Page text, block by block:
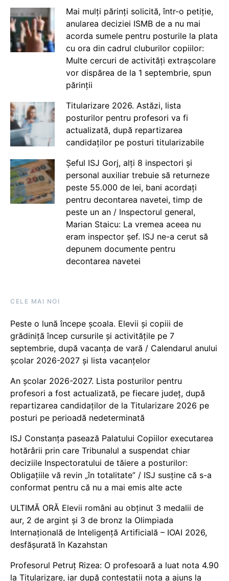
Mai mulți părinți solicită, într-o petiție,
anularea deciziei ISMB de a nu mai
acorda sumele pentru posturile la plata
cu ora din cadrul cluburilor copiilor:
Multe cercuri de activități extrașcolare
vor dispărea de la 1 septembrie, spun
părinții
Titularizare 2026. Astăzi, lista
posturilor pentru profesori va fi
actualizată, după repartizarea
candidaților pe posturi titularizabile
Șeful ISJ Gorj, alți 8 inspectori și
personal auxiliar trebuie să returneze
peste 55.000 de lei, bani acordați
pentru decontarea navetei, timp de
peste un an / Inspectorul general,
Marian Staicu: La vremea aceea nu
eram inspector șef. ISJ ne-a cerut să
depunem documente pentru
decontarea navetei
CELE MAI NOI
Peste o lună începe școala. Elevii și copiii de
grădiniță încep cursurile și activitățile pe 7
septembrie, după vacanța de vară / Calendarul anului
școlar 2026-2027 și lista vacanțelor
An școlar 2026-2027. Lista posturilor pentru
profesori a fost actualizată, pe fiecare județ, după
repartizarea candidaților de la Titularizare 2026 pe
posturi pe perioadă nedeterminată
ISJ Constanța pasează Palatului Copiilor executarea
hotărârii prin care Tribunalul a suspendat chiar
deciziile Inspectoratului de tăiere a posturilor:
Obligațiile vă revin „în totalitate” / ISJ susține că s-a
conformat pentru că nu a mai emis alte acte
ULTIMĂ ORĂ Elevii români au obținut 3 medalii de
aur, 2 de argint și 3 de bronz la Olimpiada
Internațională de Inteligență Artificială – IOAI 2026,
desfășurată în Kazahstan
Profesorul Petruț Rizea: O profesoară a luat nota 4.90
la Titularizare, iar după contestații nota a ajuns la